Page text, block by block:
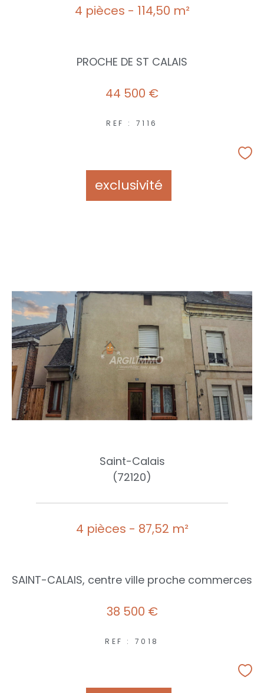
4 pièces - 114,50 m²
PROCHE DE ST CALAIS
44 500 €
REF : 7116
exclusivité
Saint-Calais
(72120)
4 pièces - 87,52 m²
SAINT-CALAIS, centre ville proche commerces
38 500 €
REF : 7018